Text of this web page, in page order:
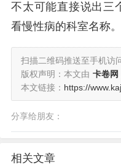
不太可能直接说出三
看慢性病的科室名称。
扫描二维码推送至手机访
版权声明：本文由 卡卷网
本文链接： https://
分享给朋友：
相关文章